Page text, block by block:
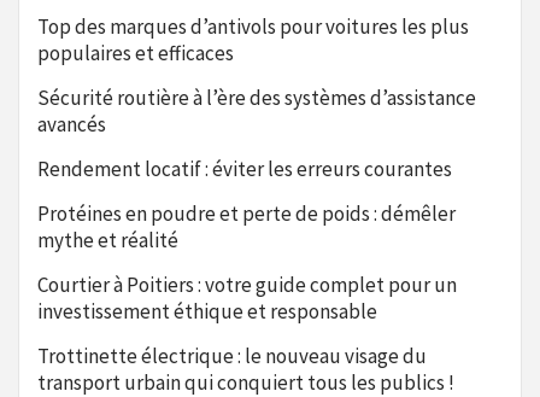
Top des marques d’antivols pour voitures les plus
populaires et efficaces
Sécurité routière à l’ère des systèmes d’assistance
avancés
Rendement locatif : éviter les erreurs courantes
Protéines en poudre et perte de poids : démêler
mythe et réalité
Courtier à Poitiers : votre guide complet pour un
investissement éthique et responsable
Trottinette électrique : le nouveau visage du
transport urbain qui conquiert tous les publics !